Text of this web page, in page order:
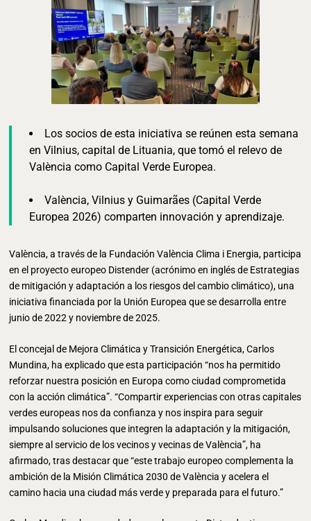
Los socios de esta iniciativa se reúnen esta semana
en Vilnius, capital de Lituania, que tomó el relevo de
València como Capital Verde Europea.
València, Vilnius y Guimarães (Capital Verde
Europea 2026) comparten innovación y aprendizaje.
València, a través de la Fundación València Clima i Energia, participa
en el proyecto europeo Distender (acrónimo en inglés de Estrategias
de mitigación y adaptación a los riesgos del cambio climático), una
iniciativa financiada por la Unión Europea que se desarrolla entre
junio de 2022 y noviembre de 2025.
El concejal de Mejora Climática y Transición Energética, Carlos
Mundina, ha explicado que esta participación “nos ha permitido
reforzar nuestra posición en Europa como ciudad comprometida
con la acción climática”. “Compartir experiencias con otras capitales
verdes europeas nos da confianza y nos inspira para seguir
impulsando soluciones que integren la adaptación y la mitigación,
siempre al servicio de los vecinos y vecinas de València”, ha
afirmado, tras destacar que “este trabajo europeo complementa la
ambición de la Misión Climática 2030 de València y acelera el
camino hacia una ciudad más verde y preparada para el futuro.”